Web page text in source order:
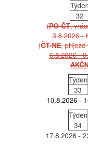
Týden
32
(PO-ČT,
3.8.2026 -
(ČT-NE, příjezd
6.8.2026 -
Týden
33
10.8.2026 -
Týden
34
17.8.2026 -